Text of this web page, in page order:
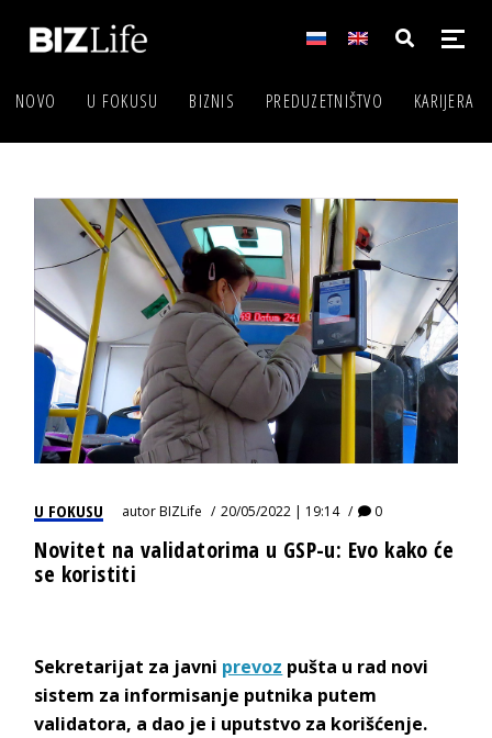
NOVO U FOKUSU BIZNIS PREDUZETNIŠTVO KARIJERA
U FOKUSU autorBIZLife 20/05/2022 | 19:14 0
Novitet na validatorima u GSP-u: Evo kako će
se koristiti
Sekretarijat za javni prevoz pušta u rad novi
sistem za informisanje putnika putem
validatora, a dao je i uputstvo za korišćenje.